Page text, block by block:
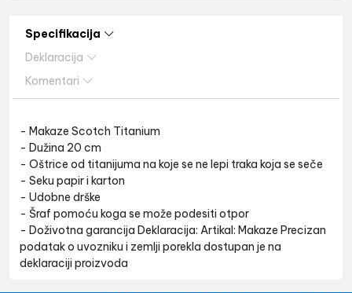
Specifikacija
Deklaracija
Komentari
- Makaze Scotch Titanium
- Dužina 20 cm
- Oštrice od titanijuma na koje se ne lepi traka koja se seče
- Seku papir i karton
- Udobne drške
- Šraf pomoću koga se može podesiti otpor
- Doživotna garancija Deklaracija: Artikal: Makaze Precizan
podatak o uvozniku i zemlji porekla dostupan je na
deklaraciji proizvoda